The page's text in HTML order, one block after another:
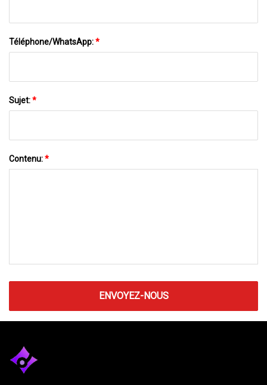
Téléphone/WhatsApp:*
Sujet:*
Contenu:*
ENVOYEZ-NOUS